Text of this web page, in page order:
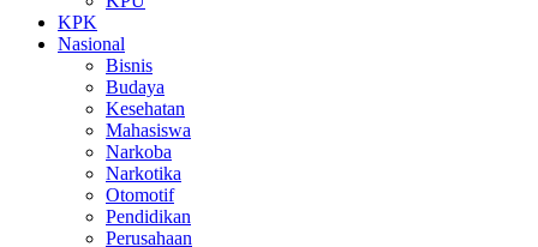
KPK
Nasional
Bisnis
Budaya
Kesehatan
Mahasiswa
Narkoba
Narkotika
Otomotif
Pendidikan
Perusahaan